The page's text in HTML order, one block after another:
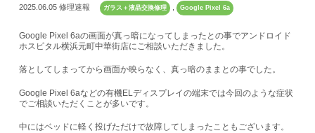
2025.06.05 修理速報 ガラス＋液晶交換修理 , Google Pixel 6a
Google Pixel 6aの画面が真っ暗になってしまったとの事でアンドロイド
ホスピタル横浜元町中華街店にご相談いただきました。
落としてしまってから画面か映らなく、真っ暗のままとの事でした。
Google Pixel 6aなどの有機ELディスプレイの端末では今回のような症状
でご相談いただくことが多いです。
中にはベッドに軽く投げただけで故障してしまったこともございます。